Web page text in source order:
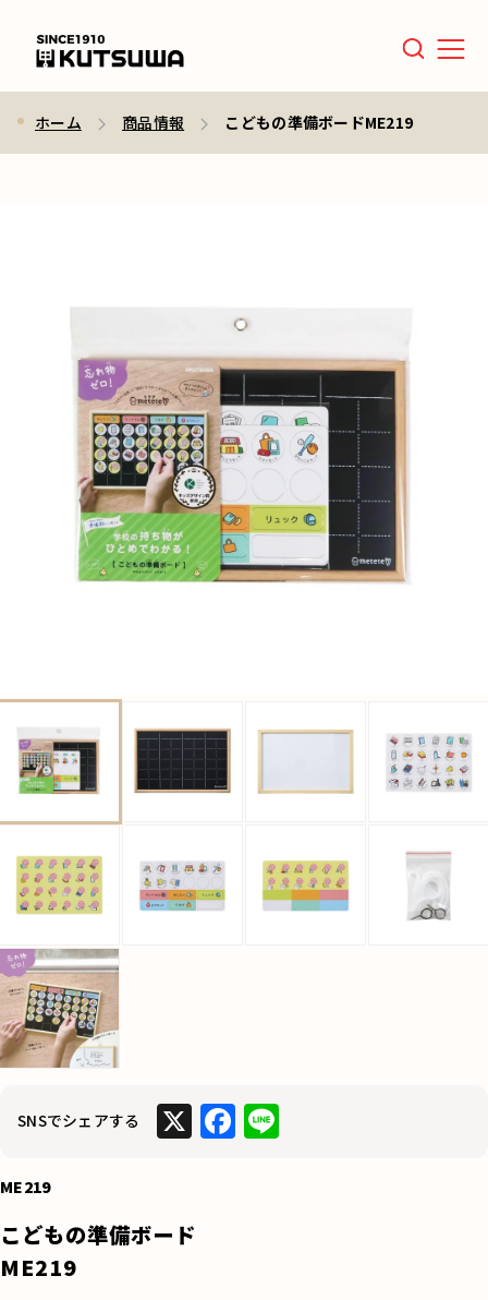
Menu
ホーム 商品情報 こどもの準備ボードME219
SNSでシェアする X F Li
ME219
こどもの準備ボード
ME219